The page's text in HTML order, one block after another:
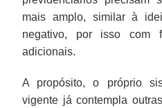
mais amplo, similar à
negativo, por isso com
adicionais.
A propósito, o próprio
vigente já contempla